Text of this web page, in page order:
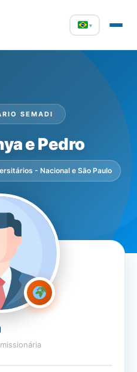
▾
SEMADI
e Pedro
- Nacional e São Paulo